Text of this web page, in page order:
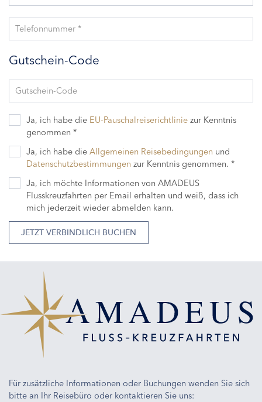
Telefonnummer *
Gutschein-Code
Gutschein-Code
Ja, ich habe die EU-Pauschalreiserichtlinie zur Kenntnis
genommen *
Ja, ich habe die Allgemeinen Reisebedingungen und
Datenschutzbestimmungen zur Kenntnis genommen. *
Ja, ich möchte Informationen von AMADEUS
Flusskreuzfahrten per Email erhalten und weiß, dass ich
mich jederzeit wieder abmelden kann.
JETZT VERBINDLICH BUCHEN
Für zusätzliche Informationen oder Buchungen wenden Sie sich
bitte an Ihr Reisebüro oder kontaktieren Sie uns: